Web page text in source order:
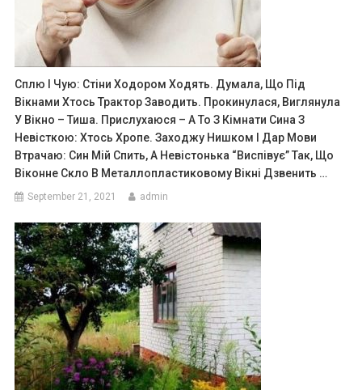
Сплю І Чую: Стіни Ходором Ходять. Думала, Що Під
Вікнами Хтось Трактор Заводить. Прокинулася, Виглянула
У Вікно – Тиша. Прислухаюся – А То З Кімнати Сина З
Невісткою: Хтось Хропе. Заходжу Нишком І Дар Мови
Втрачаю: Син Мій Спить, А Невістонька “виспівує” Так, Що
Віконне Скло В Металлопластиковому Вікні Дзвенить …
September 21, 2021 admin